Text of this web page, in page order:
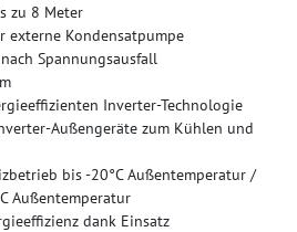
zu 8 Meter
externe Kondensatpumpe
Spannungsausfall
Inverter-Technologie
Außengeräte zum Kühlen und
bis -20°C Außentemperatur /
Außentemperatur
dank Einsatz